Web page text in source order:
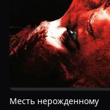
Месть нерожденному